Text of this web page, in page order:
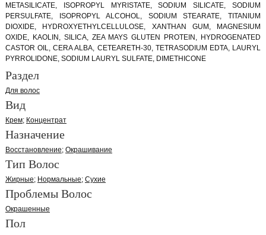
METASILICATE, ISOPROPYL MYRISTATE, SODIUM SILICATE, SODIUM
PERSULFATE, ISOPROPYL ALCOHOL, SODIUM STEARATE, TITANIUM
DIOXIDE, HYDROXYETHYLCELLULOSE, XANTHAN GUM, MAGNESIUM
OXIDE, KAOLIN, SILICA, ZEA MAYS GLUTEN PROTEIN, HYDROGENATED
CASTOR OIL, CERA ALBA, CETEARETH-30, TETRASODIUM EDTA, LAURYL
PYRROLIDONE, SODIUM LAURYL SULFATE, DIMETHICONE
Раздел
Для волос
Вид
Крем Концентрат
Назначение
Восстановление Окрашивание
Тип Волос
Жирные Нормальные Сухие
Проблемы Волос
Окрашенные
Пол